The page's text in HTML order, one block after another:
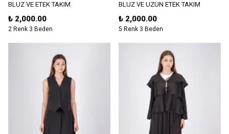
BLUZ VE ETEK TAKIM
₺ 2,000.00
2 Renk 3 Beden
BLUZ VE UZUN ETEK TAKIM
₺ 2,000.00
5 Renk 3 Beden